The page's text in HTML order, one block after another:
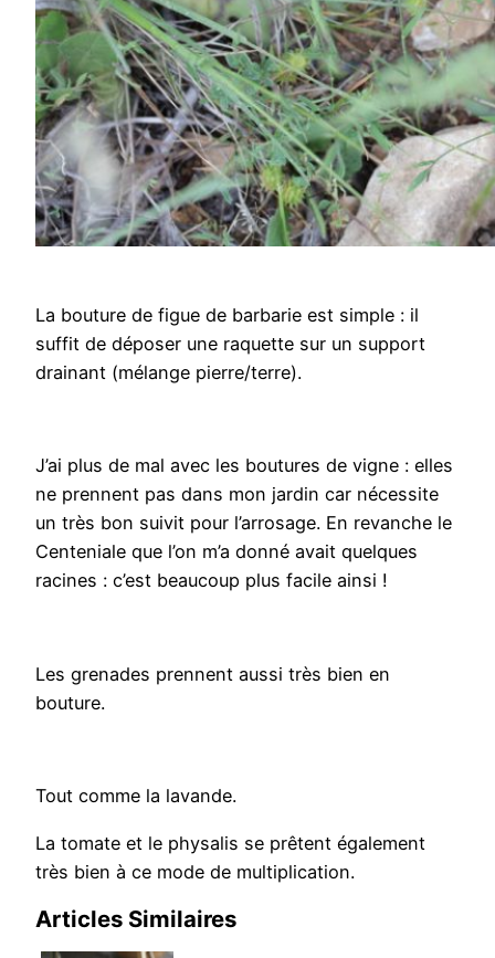
La bouture de figue de barbarie est simple : il
suffit de déposer une raquette sur un support
drainant (mélange pierre/terre).
J’ai plus de mal avec les boutures de vigne : elles
ne prennent pas dans mon jardin car nécessite
un très bon suivit pour l’arrosage. En revanche le
Centeniale que l’on m’a donné avait quelques
racines : c’est beaucoup plus facile ainsi !
Les grenades prennent aussi très bien en
bouture.
Tout comme la lavande.
La tomate et le physalis se prêtent également
très bien à ce mode de multiplication.
Articles Similaires